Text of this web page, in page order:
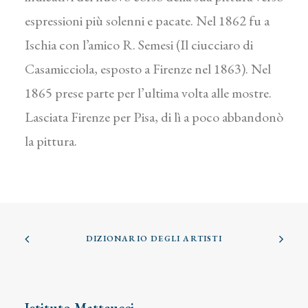
espressioni più solenni e pacate. Nel 1862 fu a
Ischia con l’amico R. Semesi (Il ciucciaro di
Casamicciola, esposto a Firenze nel 1863). Nel
1865 prese parte per l’ultima volta alle mostre.
Lasciata Firenze per Pisa, di lì a poco abbandonò
la pittura.
DIZIONARIO DEGLI ARTISTI